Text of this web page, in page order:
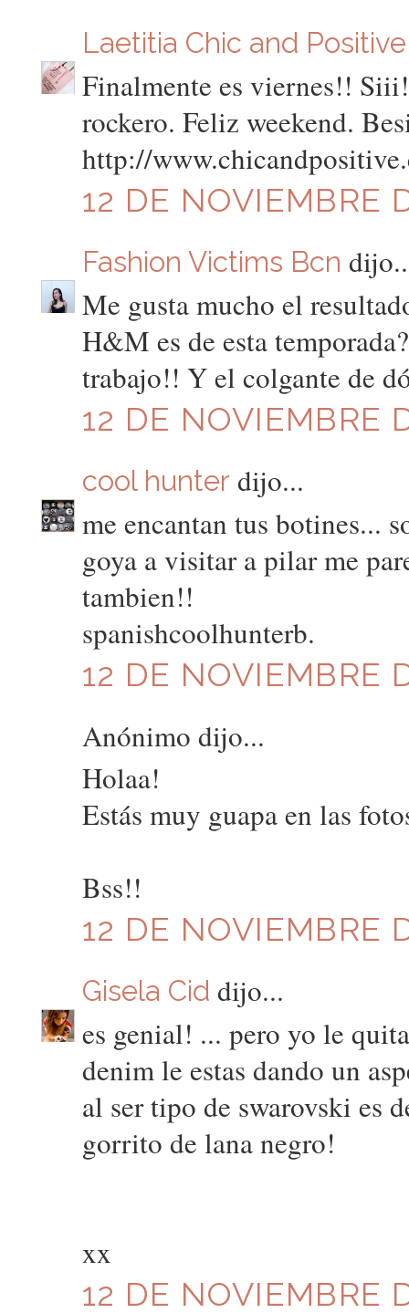
Laetitia Chic and Positive
Finalmente es viernes!!
rockero. Feliz weekend.
http://
12 DE NOVIEMBRE
Fashion Victims Bcn
Me gusta mucho el
H&M es de esta
trabajo!! Y el colgante de
12 DE NOVIEMBRE
cool hunter dijo...
me encantan tus botines...
goya a visitar a pilar me
tambien!!
spanishcoolhunterb.
12 DE NOVIEMBRE
Anónimo dijo...
Holaa!
Estás muy guapa en las
Bss!!
12 DE NOVIEMBRE
Gisela Cid dijo...
es genial! ... pero yo le
denim le estas dando un
al ser tipo de swarovski es
gorrito de lana negro!
xx
12 DE NOVIEMBRE